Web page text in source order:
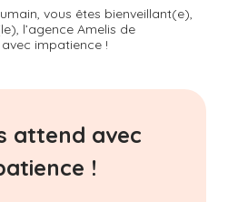
vous êtes bienveillant(e),
l’agence Amelis de
impatience !
attend avec
!